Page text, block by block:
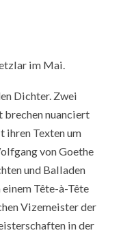
im Mai.
Dichter. Zwei
brechen nuanciert
ihren Texten um
von Goethe
und Balladen
Tête-à-Tête
Vizemeister der
in der